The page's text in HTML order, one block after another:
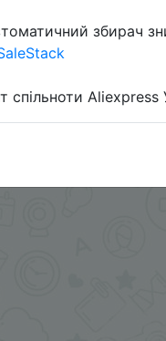
збирач
спільноти Aliexpress